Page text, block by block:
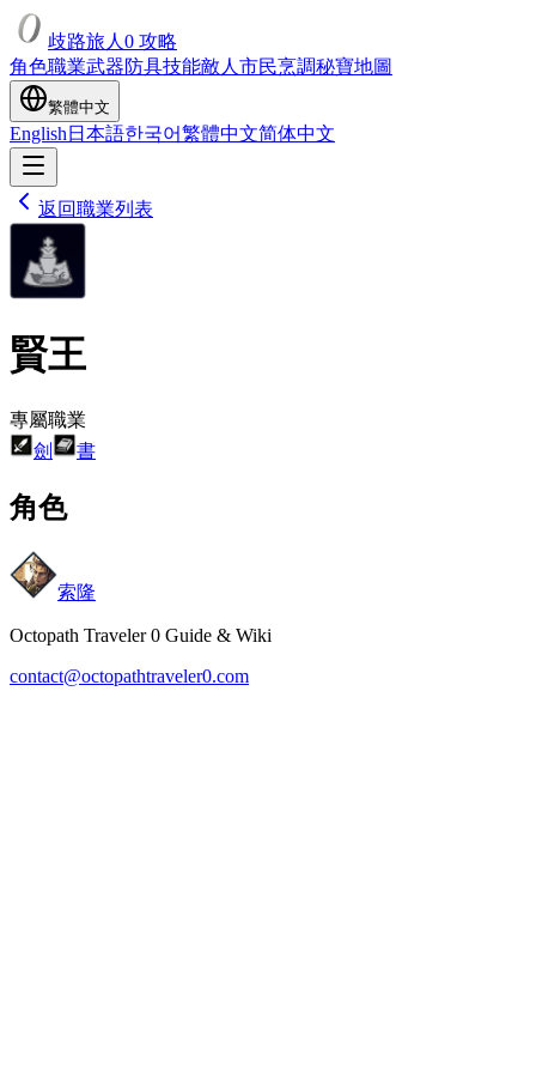
歧路旅人0 攻略
角色職業武器防具技能敵人 市民烹調秘寶地圖
繁體中文
English 日本語한국어繁體中文简体中文
返回職業列表
賢王
專屬職業
劍
書
角色
索隆
Octopath Traveler 0 Guide & Wiki
contact@octopathtraveler0.com